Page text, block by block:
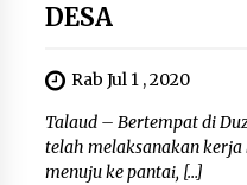
DESA
Rab Jul 1 , 2020
Talaud – Bertempat di
telah melaksanakan
menuju ke pantai, […]